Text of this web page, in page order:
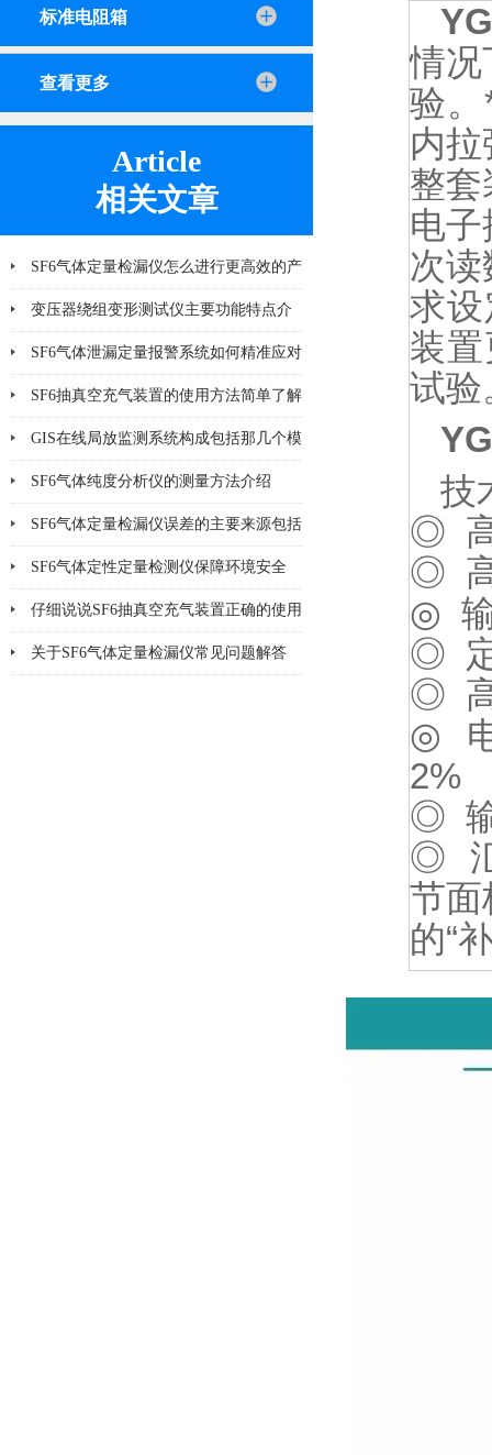
标准电阻箱
查看更多
Article
相关文章
SF6气体定量检漏仪怎么进行更高效的产
品检漏?
变压器绕组变形测试仪主要功能特点介
绍
SF6气体泄漏定量报警系统如何精准应对
泄漏风险？
SF6抽真空充气装置的使用方法简单了解
一下
GIS在线局放监测系统构成包括那几个模
块
SF6气体纯度分析仪的测量方法介绍
SF6气体定量检漏仪误差的主要来源包括
哪8个方面
SF6气体定性定量检测仪保障环境安全
仔细说说SF6抽真空充气装置正确的使用
方法
关于SF6气体定量检漏仪常见问题解答
情况
验
内
整
电
次
求
装
试验
技
◎ 高
◎ 高
◎ 输
◎ 定
◎ 高
◎ 电
2%
◎ 输
◎ 汇
节面
的“